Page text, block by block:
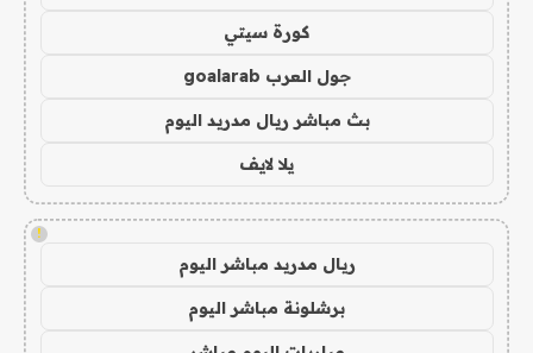
كورة سيتي
جول العرب goalarab
بث مباشر ريال مدريد اليوم
يلا لايف
!
ريال مدريد مباشر اليوم
برشلونة مباشر اليوم